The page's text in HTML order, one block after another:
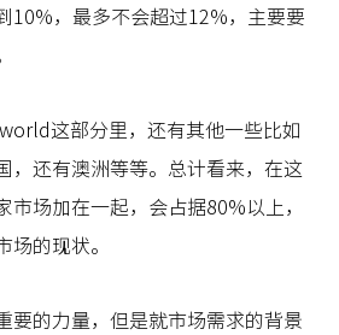
10%，最多不会超过12%，主要要
这部分里，还有其他一些比如
，还有澳洲等等。总计看来，在这
市场加在一起，会占据80%以上，
场的现状。
要的力量，但是就市场需求的背景